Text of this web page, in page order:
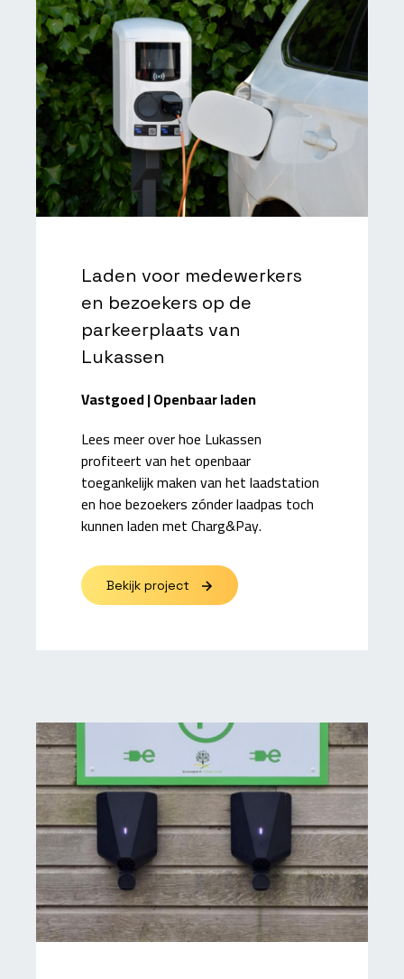
Laden voor medewerkers
en bezoekers op de
parkeerplaats van
Lukassen
Vastgoed | Openbaar laden
Lees meer over hoe Lukassen
profiteert van het openbaar
toegankelijk maken van het laadstation
en hoe bezoekers zónder laadpas toch
kunnen laden met Charg&Pay.
Bekijk project